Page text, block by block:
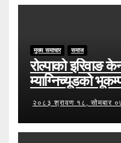
मुख्य समाचार समाज
रोल्पाको इरिवाङ
म्याग्निच्यूडको
२०८३ श्रावण १८, सोमबार